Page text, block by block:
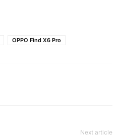
OPPO Find X6 Pro
Next article